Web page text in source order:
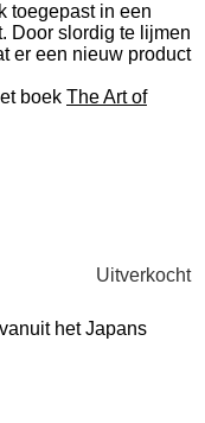
toegepast in een
Door slordig te lijmen
er een nieuw product
boek The Art of
Uitverkocht
het Japans